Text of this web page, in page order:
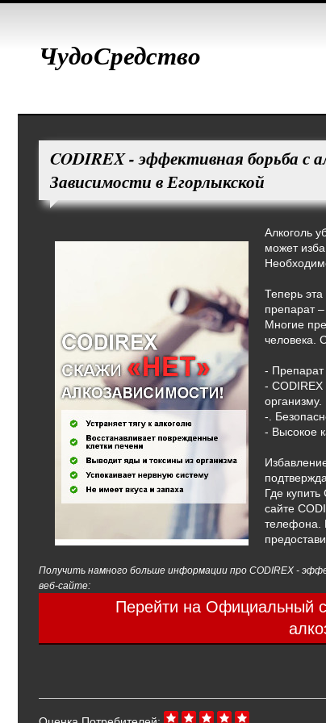
ЧудоСредство
CODIREX - эффективная борьба с
Зависимости в Егорлыкской
Алкоголь
может
Теперь
препарат
Многие
человека.
- Препарат
- CODIREX
организму.
-.
- Высокое
Где
сайте
телефона.
Получить намного больше информации про CODIREX -
веб-сайте:
Перейти на Официальный